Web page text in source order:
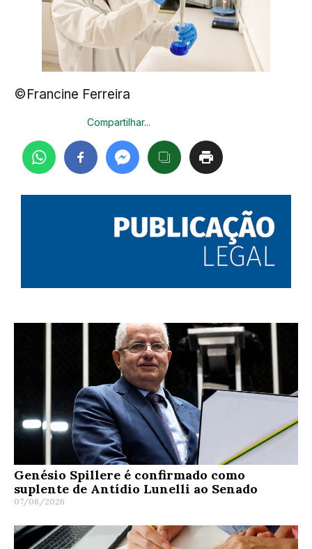
©Francine Ferreira
Compartilhar...
Genésio Spillere é confirmado como
suplente de Antídio Lunelli ao Senado
07/08/2026